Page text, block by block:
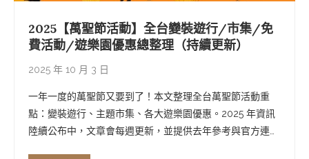
2025【萬聖節活動】全台變裝遊行/市集/免
費活動/遊樂園優惠總整理（持續更新）
2025 年 10 月 3 日
一年一度的萬聖節又要到了！本文整理全台萬聖節活動重
點：變裝遊行、主題市集、各大遊樂園優惠。2025 年資訊
陸續公布中，文章會每週更新，並提供去年參考與官方連